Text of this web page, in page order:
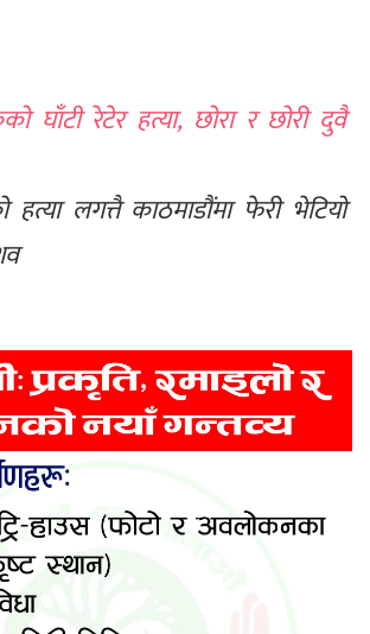
घाँटी रेटेर हत्या, छोरा र छोरी दुवै
हत्या लगत्तै काठमाडौंमा फेरी भेटियो